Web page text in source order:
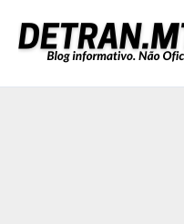
para
conteúdo